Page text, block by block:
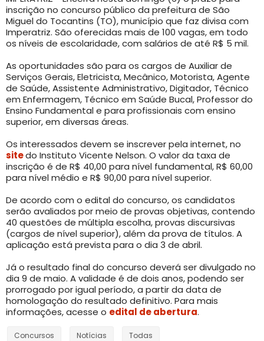
inscrição no concurso público da prefeitura de São
Miguel do Tocantins (TO), município que faz divisa com
Imperatriz. São oferecidas mais de 100 vagas, em todo
os níveis de escolaridade, com salários de até R$ 5 mil.
As oportunidades são para os cargos de Auxiliar de
Serviços Gerais, Eletricista, Mecânico, Motorista, Agente
de Saúde, Assistente Administrativo, Digitador, Técnico
em Enfermagem, Técnico em Saúde Bucal, Professor do
Ensino Fundamental e para profissionais com ensino
superior, em diversas áreas.
Os interessados devem se inscrever pela internet, no
sitedo Instituto Vicente Nelson. O valor da taxa de
inscrição é de R$ 40,00 para nível fundamental, R$ 60,00
para nível médio e R$ 90,00 para nível superior.
De acordo com o edital do concurso, os candidatos
serão avaliados por meio de provas objetivas, contendo
40 questões de múltipla escolha, provas discursivas
(cargos de nível superior), além da prova de títulos. A
aplicação está prevista para o dia 3 de abril.
Já o resultado final do concurso deverá ser divulgado no
dia 9 de maio. A validade é de dois anos, podendo ser
prorrogado por igual período, a partir da data de
homologação do resultado definitivo. Para mais
informações, acesse o edital de abertura.
Concursos Notícias Todas